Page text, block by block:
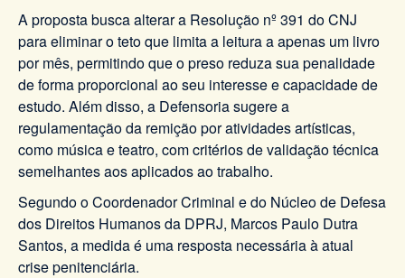
A proposta busca alterar a Resolução nº 391 do CNJ
para eliminar o teto que limita a leitura a apenas um livro
por mês, permitindo que o preso reduza sua penalidade
de forma proporcional ao seu interesse e capacidade de
estudo. Além disso, a Defensoria sugere a
regulamentação da remição por atividades artísticas,
como música e teatro, com critérios de validação técnica
semelhantes aos aplicados ao trabalho.
Segundo o Coordenador Criminal e do Núcleo de Defesa
dos Direitos Humanos da DPRJ, Marcos Paulo Dutra
Santos, a medida é uma resposta necessária à atual
crise penitenciária.